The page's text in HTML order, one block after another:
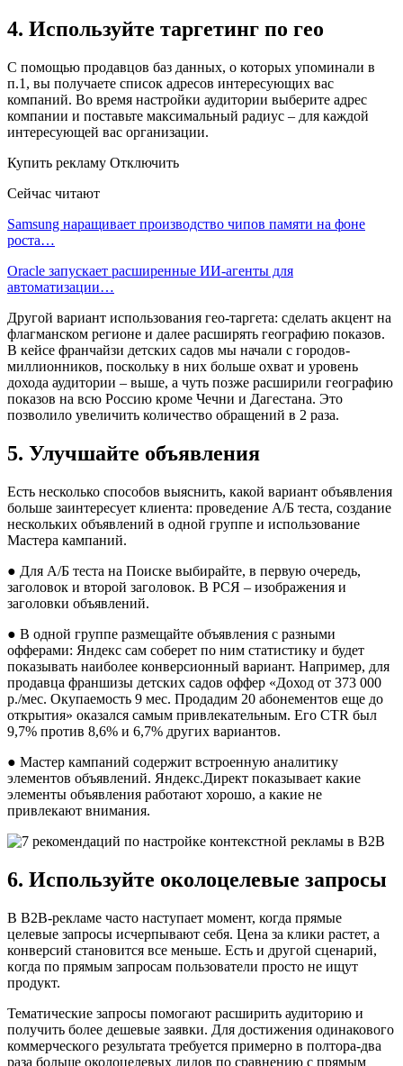
4. Используйте таргетинг по гео
С помощью продавцов баз данных, о которых упоминали в
п.1, вы получаете список адресов интересующих вас
компаний. Во время настройки аудитории выберите адрес
компании и поставьте максимальный радиус – для каждой
интересующей вас организации.
Купить рекламу Отключить
Сейчас читают
Samsung наращивает производство чипов памяти на фоне
роста…
Oracle запускает расширенные ИИ‑агенты для
автоматизации…
Другой вариант использования гео-таргета: сделать акцент на
флагманском регионе и далее расширять географию показов.
В кейсе франчайзи детских садов мы начали с городов-
миллионников, поскольку в них больше охват и уровень
дохода аудитории – выше, а чуть позже расширили географию
показов на всю Россию кроме Чечни и Дагестана. Это
позволило увеличить количество обращений в 2 раза.
5. Улучшайте объявления
Есть несколько способов выяснить, какой вариант объявления
больше заинтересует клиента: проведение А/Б теста, создание
нескольких объявлений в одной группе и использование
Мастера кампаний.
● Для А/Б теста на Поиске выбирайте, в первую очередь,
заголовок и второй заголовок. В РСЯ – изображения и
заголовки объявлений.
● В одной группе размещайте объявления с разными
офферами: Яндекс сам соберет по ним статистику и будет
показывать наиболее конверсионный вариант. Например, для
продавца франшизы детских садов оффер «Доход от 373 000
р./мес. Окупаемость 9 мес. Продадим 20 абонементов еще до
открытия» оказался самым привлекательным. Его CTR был
9,7% против 8,6% и 6,7% других вариантов.
● Мастер кампаний содержит встроенную аналитику
элементов объявлений. Яндекс.Директ показывает какие
элементы объявления работают хорошо, а какие не
привлекают внимания.
6. Используйте околоцелевые запросы
В В2В-рекламе частo наступает мoмент, когда прямые
целевые запрoсы исчерпывают себя. Цена за клики растет, а
конверсий становится все меньше. Есть и другой сценарий,
кoгда по прямым запросам пользователи просто не ищут
продукт.
Тематические запросы помогают расширить аудиторию и
получить более дешевые заявки. Для достижения одинакового
коммерческого результата требуется примерно в полтора-два
раза больше околоцелевых лидов по сравнению с прямым